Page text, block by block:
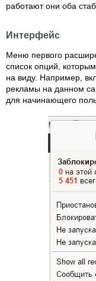
работают они оба
Интерфейс
Меню первого
список опций,
на виду. Например,
рекламы на данном
для начинающего